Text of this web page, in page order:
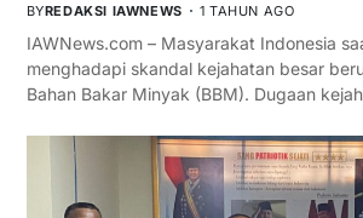
BYREDAKSI IAWNEWS 1 TAHUN AGO
IAWNews.com – Masyarakat Indonesia
menghadapi skandal kejahatan besar
Bahan Bakar Minyak (BBM). Dugaan